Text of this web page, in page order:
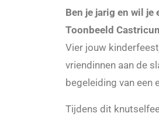
Ben je jarig en wil
Toonbeeld
Vier jouw
vriendinnen aan de
begeleiding van een
Tijdens dit